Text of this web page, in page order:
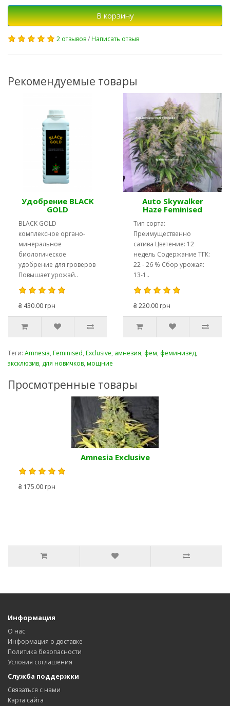
В корзину
2 отзывов/Написать отзыв
Рекомендуемые товары
Удобрение BLACK
GOLD
BLACK GOLD
комплексное органо-
минеральное
биологическое
удобрение для гроверов
Повышает урожай..
₴ 430.00 грн
Auto Skywalker
Haze Feminised
Тип сорта:
Преимущественно
сатива Цветение: 12
недель Содержание ТГК:
22 - 26 % Сбор урожая:
13-1..
₴ 220.00 грн
Теги: Amnesia, Feminised, Exclusive, амнезия, фем, феминизед,
эксклюзив, для новичков, мощние
Просмотренные товары
Amnesia Exclusive
₴ 175.00 грн
Информация
О нас
Информация о доставке
Политика безопасности
Условия соглашения
Служба поддержки
Связаться с нами
Карта сайта